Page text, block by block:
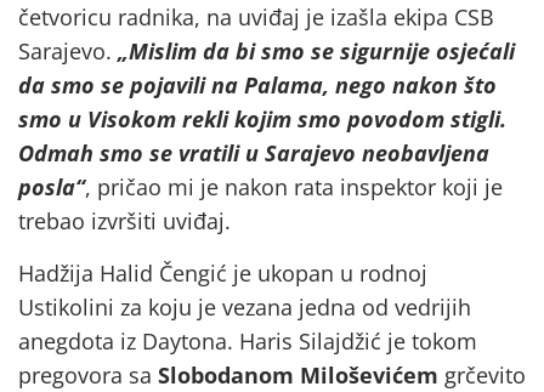
četvoricu radnika, na uviđaj je izašla ekipa CSB
Sarajevo. „Mislim da bi smo se sigurnije osjećali
da smo se pojavili na Palama, nego nakon što
smo u Visokom rekli kojim smo povodom stigli.
Odmah smo se vratili u Sarajevo neobavljena
posla“, pričao mi je nakon rata inspektor koji je
trebao izvršiti uviđaj.
Hadžija Halid Čengić je ukopan u rodnoj
Ustikolini za koju je vezana jedna od vedrijih
anegdota iz Daytona. Haris Silajdžić je tokom
pregovora sa Slobodanom Miloševićem grčevito